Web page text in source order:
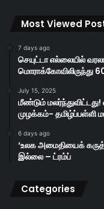
Most Viewed
7 days ago
செயுட்டா எல்லையில்
மொராக்கோவிலிருந்து
July 15, 2025
மீண்டும்
முழக்கம்- தமிழ்ப்பள்ளி
6 days ago
‘உலக அமைதியைக்
இல்லை – ட்ரம்ப்
Categories